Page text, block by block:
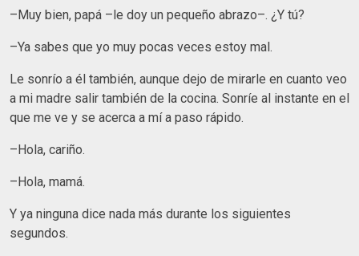
–Muy bien, papá –le doy un pequeño abrazo–. ¿Y tú?
–Ya sabes que yo muy pocas veces estoy mal.
Le sonrío a él también, aunque dejo de mirarle en cuanto veo
a mi madre salir también de la cocina. Sonríe al instante en el
que me ve y se acerca a mí a paso rápido.
–Hola, cariño.
–Hola, mamá.
Y ya ninguna dice nada más durante los siguientes
segundos.